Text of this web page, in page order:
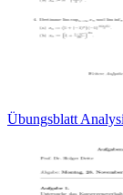
Übungsblatt